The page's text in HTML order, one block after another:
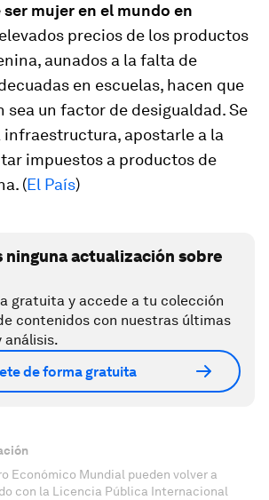
mujer en el mundo en
precios de los productos
aunados a la falta de
en escuelas, hacen que
sea un factor de desigualdad. Se
infraestructura, apostarle a la
impuestos a productos de
(El País)
ninguna actualización sobre
gratuita y accede a tu colección
contenidos con nuestras últimas
análisis.
de forma gratuita
Económico Mundial pueden volver a
con la Licencia Pública Internacional